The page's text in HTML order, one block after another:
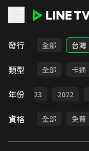
發行 全部 台灣
類型 全部 卡通
年份 2023 2022
資格 全部 免費